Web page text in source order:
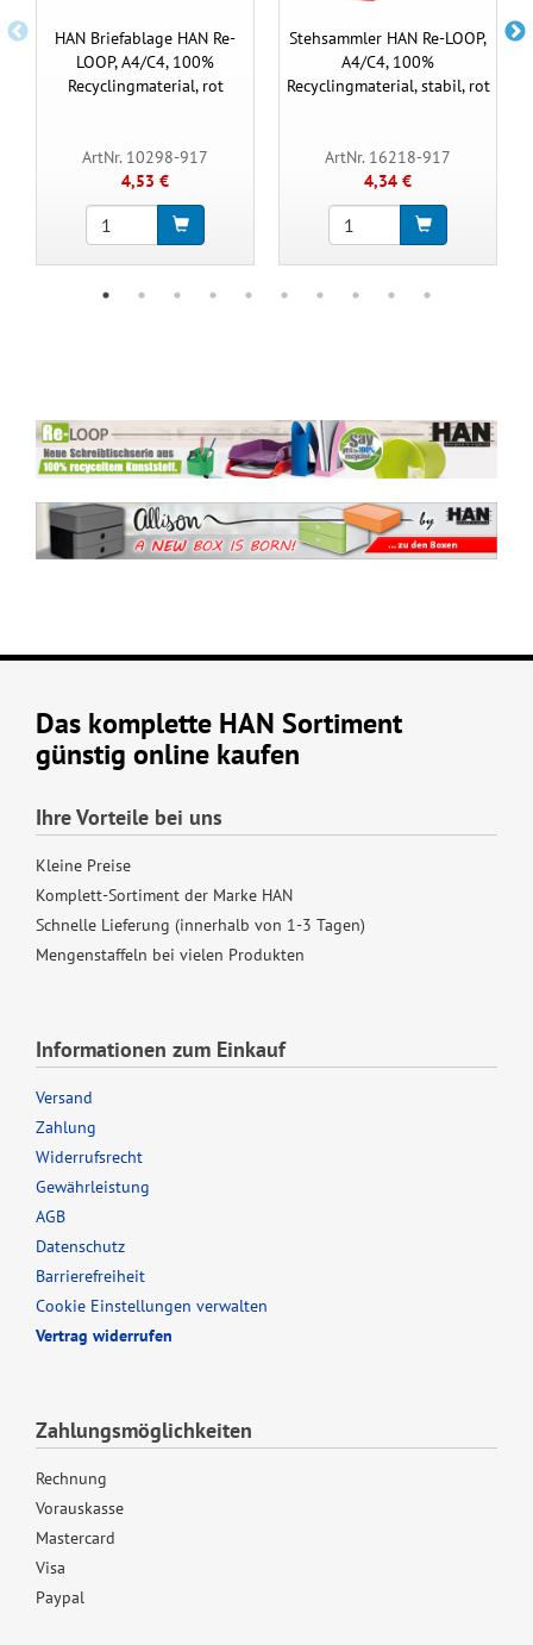
HAN Briefablage HAN Re-
LOOP, A4/C4, 100%
Recyclingmaterial, rot
ArtNr. 10298-917
4,53 €
Stehsammler HAN Re-LOOP,
A4/C4, 100%
Recyclingmaterial, stabil, rot
ArtNr. 16218-917
4,34 €
Das komplette HAN Sortiment
günstig online kaufen
Ihre Vorteile bei uns
Kleine Preise
Komplett-Sortiment der Marke HAN
Schnelle Lieferung (innerhalb von 1-3 Tagen)
Mengenstaffeln bei vielen Produkten
Informationen zum Einkauf
Versand
Zahlung
Widerrufsrecht
Gewährleistung
AGB
Datenschutz
Barrierefreiheit
Cookie Einstellungen verwalten
Vertrag widerrufen
Zahlungsmöglichkeiten
Rechnung
Vorauskasse
Mastercard
Visa
Paypal